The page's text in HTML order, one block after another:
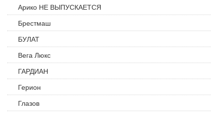
Арико НЕ ВЫПУСКАЕТСЯ
Брестмаш
БУЛАТ
Вега Люкс
ГАРДИАН
Герион
Глазов